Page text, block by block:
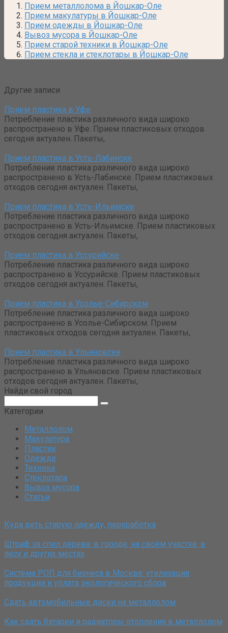
Прием металлолома в Йошкар-Оле
Прием макулатуры в Йошкар-Оле
Прием одежды в Йошкар-Оле
Вывоз мусора в Йошкар-Оле
Прием старой техники в Йошкар-Оле
Прием стекла и стеклотары в Йошкар-Оле
Другие записи
Прием пластика в Уфе
Потребление пластика различного вида широко
распространено в Уфе. Прием пластиковых отходов
сегодня актуален. Пакеты,
Прием пластика в Усть-Лабинске
Потребление пластика различного вида широко
распространено в Усть-Лабинске. Прием пластиковых
отходов сегодня актуален. Пакеты,
Прием пластика в Усть-Ильимске
Потребление пластика различного вида широко
распространено в Усть-Ильимске. Прием пластиковых
отходов сегодня актуален. Пакеты,
Прием пластика в Уссурийске
Потребление пластика различного вида широко
распространено в Уссурийске. Прием пластиковых
отходов сегодня актуален. Пакеты,
Прием пластика в Усолье-Сибирском
Потребление пластика различного вида широко
распространено в Усолье-Сибирском. Прием
пластиковых отходов сегодня актуален. Пакеты,
Прием пластика в Ульяновске
Потребление пластика различного вида широко
распространено в Ульяновске. Прием пластиковых
отходов сегодня актуален. Пакеты,
Найди свой город
Категории
Металлолом
Макулатура
Пластик
Одежда
Техника
Стеклотара
Вывоз мусора
Статьи
Куда деть старую одежду, переработка
Штраф за спил дерева: в городе, на своём участке, в
лесу и других местах
Система РОП для бизнеса в Москве: утилизация
продукции и уплата экологического сбора
Сдать автомобильные диски на металлолом
Как сдать батареи и радиаторы отопления в металлолом